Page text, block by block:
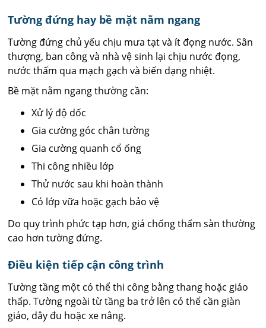
Tường đứng hay bề mặt nằm ngang
Tường đứng chủ yếu chịu mưa tạt và ít đọng nước. Sân
thượng, ban công và nhà vệ sinh lại chịu nước đọng,
nước thấm qua mạch gạch và biến dạng nhiệt.
Bề mặt nằm ngang thường cần:
Xử lý độ dốc
Gia cường góc chân tường
Gia cường quanh cổ ống
Thi công nhiều lớp
Thử nước sau khi hoàn thành
Có lớp vữa hoặc gạch bảo vệ
Do quy trình phức tạp hơn, giá chống thấm sàn thường
cao hơn tường đứng.
Điều kiện tiếp cận công trình
Tường tầng một có thể thi công bằng thang hoặc giáo
thấp. Tường ngoài từ tầng ba trở lên có thể cần giàn
giáo, dây đu hoặc xe nâng.